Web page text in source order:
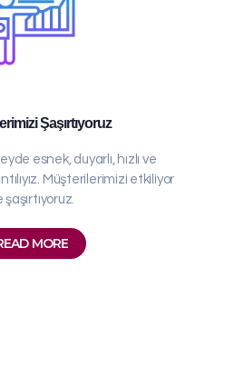
Şaşırtıyoruz
esnek, duyarlı, hızlı ve
Müşterilerimizi etkiliyor
şaşırtıyoruz.
MORE